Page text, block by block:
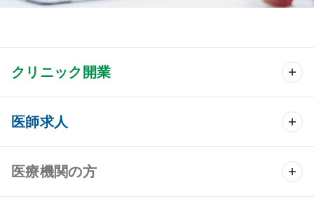
クリニック開業
クリニック開業 TOP
クリニック物件検索
医師求人
医師求人 TOP
医療機関の方